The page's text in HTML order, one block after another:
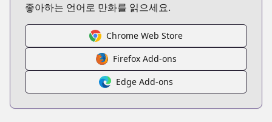
좋아하는 언어로 만화를 읽으세요.
Chrome Web Store
Firefox Add-ons
Edge Add-ons